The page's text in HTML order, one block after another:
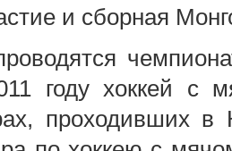
и сборная
году хоккей с
проходивших в